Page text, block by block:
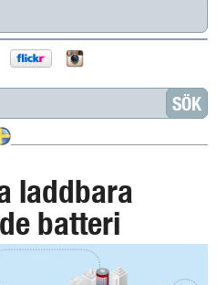
laddbara
batteri